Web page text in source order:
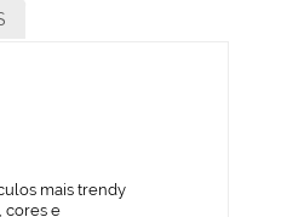
mais trendy
cores e